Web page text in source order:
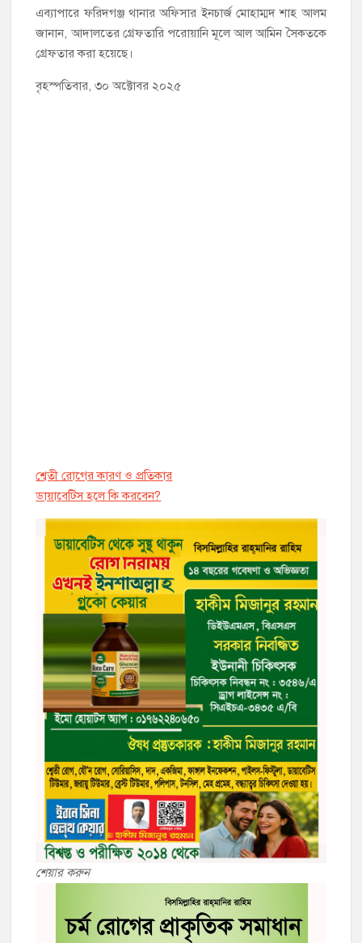
এব্যাপারে ফরিদগঞ্জ থানার অফিসার ইনচার্জ মোহাম্মদ শাহ আলম
জানান, আদালতের গ্রেফতারি পরোয়ানি মূলে আল আমিন সৈকতকে
গ্রেফতার করা হয়েছে।
বৃহস্পতিবার, ৩০ অক্টোবর ২০২৫
শ্বেতী রোগের কারণ ও প্রতিকার
ডায়াবেট্সি হলে কি করবেন?
শেয়ার করুন